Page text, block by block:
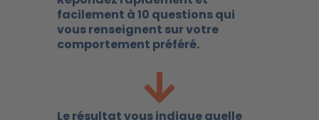
facilement à 10 questions qui
vous renseignent sur votre
comportement préféré.
Le résultat vous indique quelle